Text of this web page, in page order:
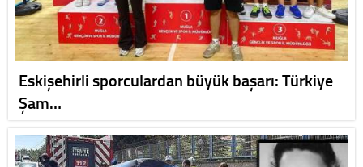
Eskişehirli sporculardan büyük başarı: Türkiye
Şam…